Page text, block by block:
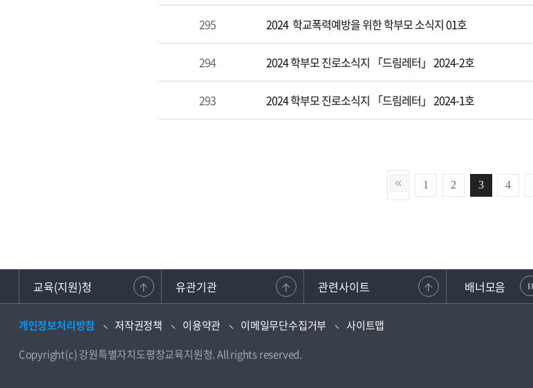
295 2024 학교폭력예방을 위한 학부모 소식지 01호
294 2024 학부모 진로소식지 「드림레터」 2024-2호
293 2024 학부모 진로소식지 「드림레터」 2024-1호
1 2 3 4
교육(지원)청 유관기관 관련사이트 배너모음
복지·보조금 부정신고센터 학교안전지원시스템
개인정보처리방침 저작권정책 이용약관 이메일무단수집거부 사이트맵
Copyright(c) 강원특별자치도평창교육지원청. All rights reserved.